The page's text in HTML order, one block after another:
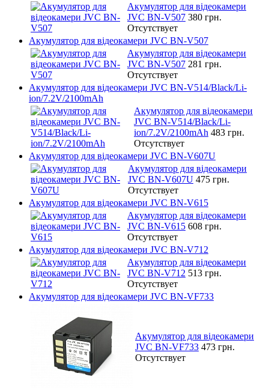
Акумулятор для відеокамери
JVC BN-V507 380 грн.
Отсутствует
Акумулятор для відеокамери JVC BN-V507
Акумулятор для відеокамери
JVC BN-V507 281 грн.
Отсутствует
Акумулятор для відеокамери JVC BN-V514/Black/Li-
ion/7.2V/2100mAh
Акумулятор для відеокамери
JVC BN-V514/Black/Li-
ion/7.2V/2100mAh 483 грн.
Отсутствует
Акумулятор для відеокамери JVC BN-V607U
Акумулятор для відеокамери
JVC BN-V607U 475 грн.
Отсутствует
Акумулятор для відеокамери JVC BN-V615
Акумулятор для відеокамери
JVC BN-V615 608 грн.
Отсутствует
Акумулятор для відеокамери JVC BN-V712
Акумулятор для відеокамери
JVC BN-V712 513 грн.
Отсутствует
Акумулятор для відеокамери JVC BN-VF733
Акумулятор для відеокамери
JVC BN-VF733 473 грн.
Отсутствует